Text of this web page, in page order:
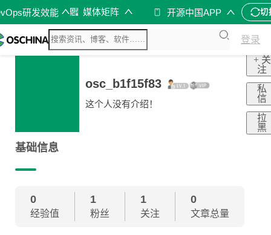
研发效能 媒体矩阵 开源中国APP 切
登录
osc_b1f15f83
这个人没有介绍！
+ 关
注
私
信
拉
黑
基础信息
0
经验值
1
粉丝
1
关注
0
文章总量